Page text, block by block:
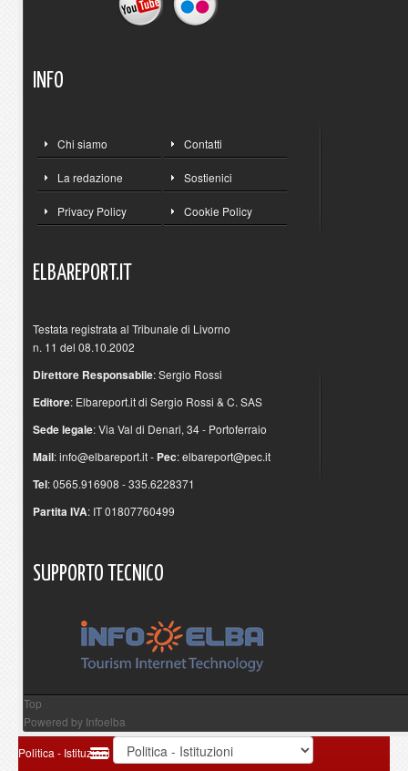
INFO
Chi siamo Contatti
La redazione Sostienici
Privacy Policy Cookie Policy
ELBAREPORT.IT
Testata registrata al Tribunale di Livorno
n. 11 del 08.10.2002
Direttore Responsabile: Sergio Rossi
Editore: Elbareport.it di Sergio Rossi & C. SAS
Sede legale: Via Val di Denari, 34 - Portoferraio
Mail:info@elbareport.it- Pec:elbareport@pec.it
Tel: 0565.916908 - 335.6228371
Partita IVA: IT 01807760499
SUPPORTO TECNICO
Top
Powered by Infoelba
Politica - Istituzioni